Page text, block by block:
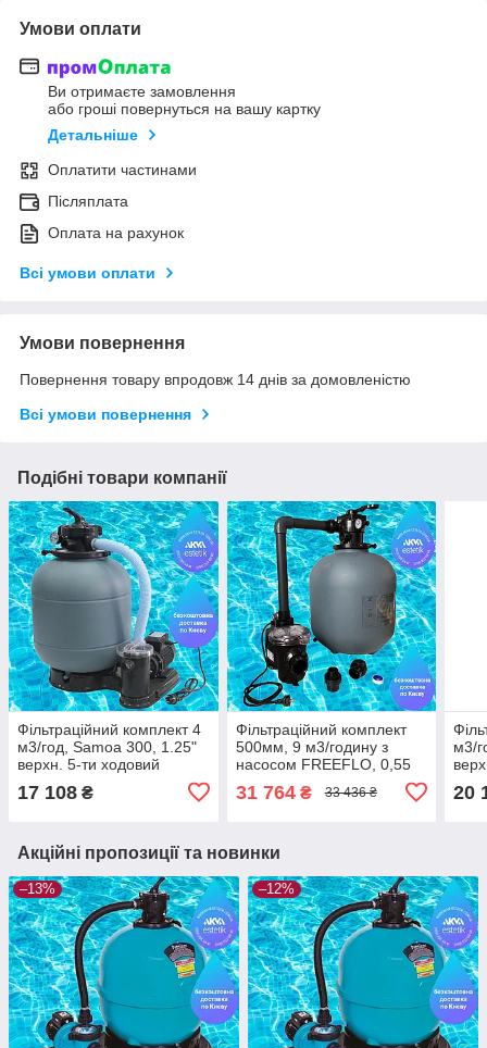
Умови оплати
Ви отримаєте замовлення
або гроші повернуться на вашу картку
Детальніше
Оплатити частинами
Післяплата
Оплата на рахунок
Всі умови оплати
Умови повернення
Повернення товару впродовж 14 днів за домовленістю
Всі умови повернення
Подібні товари компанії
Фільтраційний комплект 4
м3/год, Samoa 300, 1.25"
верхн. 5-ти ходовий
передфільтром FIJI 0.18
17 108 ₴
Фільтраційний комплект
500мм, 9 м3/годину з
насосом FREEFLO, 0,55
31 764₴ 33 436 ₴
м3/
20
Акційні пропозиції та новинки
–13% –12%